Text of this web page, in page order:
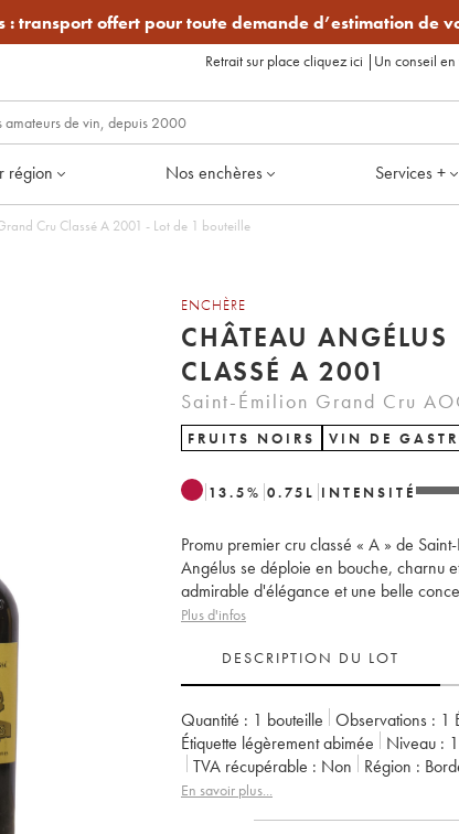
:transport offert pour toute demande d’estimation de
Retrait sur place cliquez ici | Un conseil en
région Nos enchères Services +
Cru Classé A 2001 - Lot de 1 bouteille
ENCHÈRE
CHÂTEAU
CLASSÉ A 2001
Saint-Émilion Grand Cru
FRUITS NOIRS VIN DE
13.5% 0.75 L INTENSITÉ
Promu premier cru classé « A » de
Angélus se déploie en bouche, charnu
admirable d'élégance et une belle
Plus d'infos
DESCRIPTION DU LOT
Quantité : 1 bouteille Observations : 1
Étiquette légèrement abimée
Niveau : 1
TVA récupérable :
non Région :
Appellation :
En savoir plus...